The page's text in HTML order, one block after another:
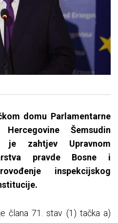
domu Parlamentarne
Šemsudin
je zahtjev Upravnom
pravde Bosne i
inspekcijskog
člana 71. stav (1) tačka a)